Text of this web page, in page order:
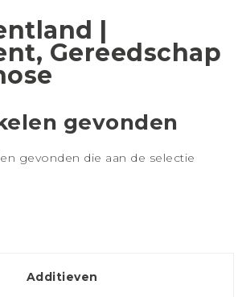
|
Gereedschap
gevonden
gevonden die aan de selectie
Additieven